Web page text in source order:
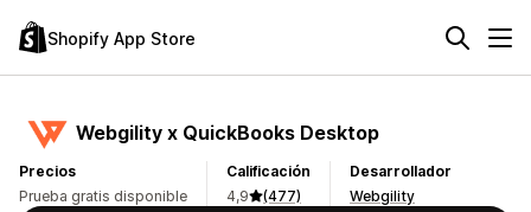
Shopify App Store
Webgility x QuickBooks Desktop
Precios
Prueba gratis disponible
Calificación
4,9
(477)
Desarrollador
Webgility